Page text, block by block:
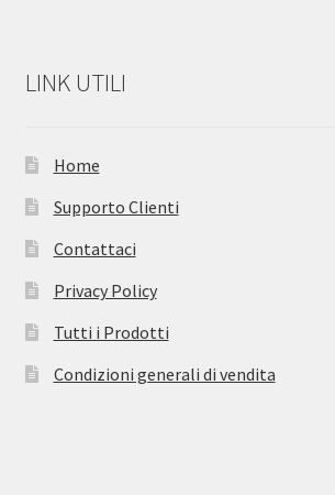
LINK UTILI
Home
Supporto Clienti
Contattaci
Privacy Policy
Tutti i Prodotti
Condizioni generali di vendita